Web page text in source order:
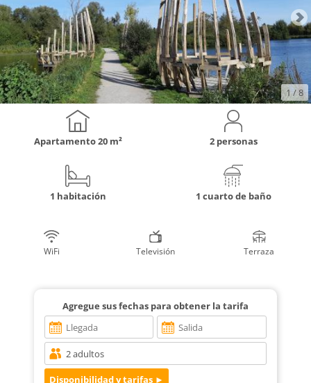
1/ 8
Apartamento20 m² 2 personas
1 habitación 1 cuarto de baño
WiFi Televisión Terraza
Agregue sus fechas para obtener la tarifa